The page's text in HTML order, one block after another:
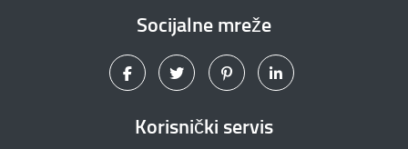
Socijalne mreže
Korisnički servis